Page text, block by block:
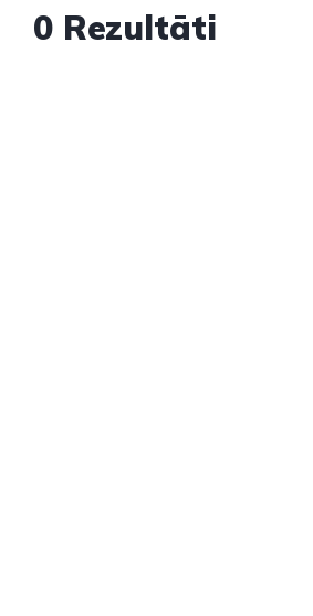
0 Rezultāti